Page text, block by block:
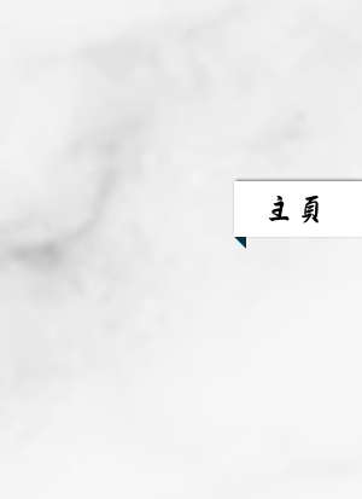
主頁